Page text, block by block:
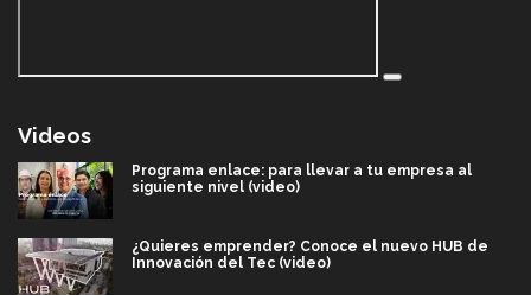
Videos
Programa enlace: para llevar a tu empresa al
siguiente nivel (video)
¿Quieres emprender? Conoce el nuevo HUB de
Innovación del Tec (video)